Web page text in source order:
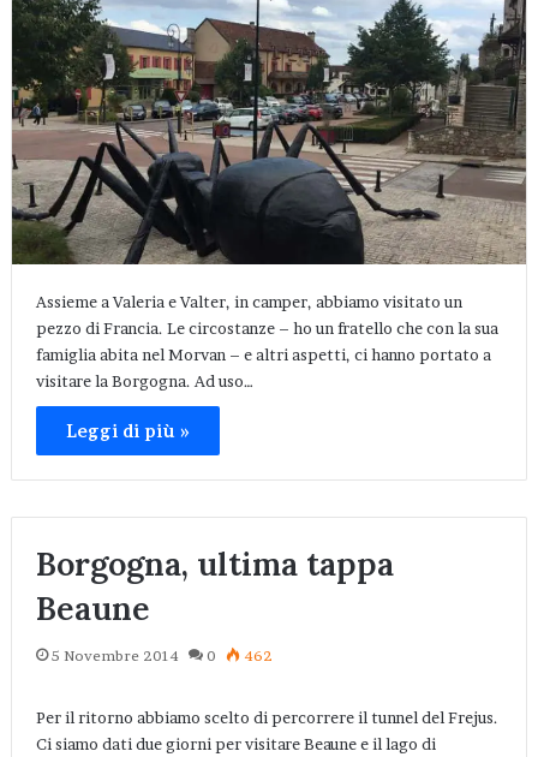
Assieme a Valeria e Valter, in camper, abbiamo visitato un
pezzo di Francia. Le circostanze – ho un fratello che con la sua
famiglia abita nel Morvan – e altri aspetti, ci hanno portato a
visitare la Borgogna. Ad uso…
Leggi di più »
Borgogna, ultima tappa
Beaune
5 Novembre 2014 0 462
Per il ritorno abbiamo scelto di percorrere il tunnel del Frejus.
Ci siamo dati due giorni per visitare Beaune e il lago di